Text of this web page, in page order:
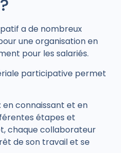
a de nombreux
une organisation en
pour les salariés.
participative permet
en connaissant et en
étapes et
chaque collaborateur
de son travail et se